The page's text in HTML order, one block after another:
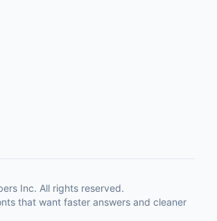
Inc. All rights reserved.
that want faster answers and cleaner